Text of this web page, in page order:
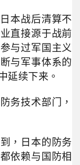
本战后清算不
直接源于战前
与过军国主义
与军事体系的
延续下来。
务技术部门，
，日本的防务
依赖与国防相